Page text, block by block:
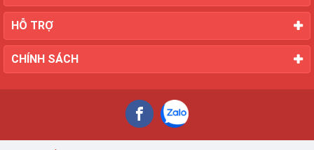
HỖ TRỢ
CHÍNH SÁCH